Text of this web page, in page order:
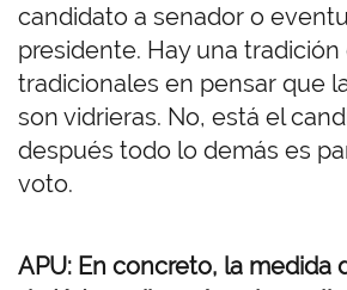
candidato a senador o
presidente. Hay una
tradicionales en pensar que
son vidrieras. No, está el
después todo lo demás es
voto.
APU: En concreto, la medida